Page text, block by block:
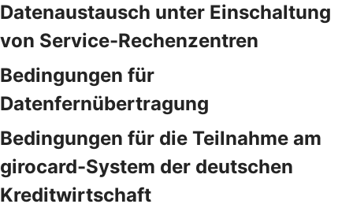
Datenaustausch unter Einschaltung
von Service-Rechenzentren
Bedingungen für
Datenfernübertragung
Bedingungen für die Teilnahme am
girocard-System der deutschen
Kreditwirtschaft